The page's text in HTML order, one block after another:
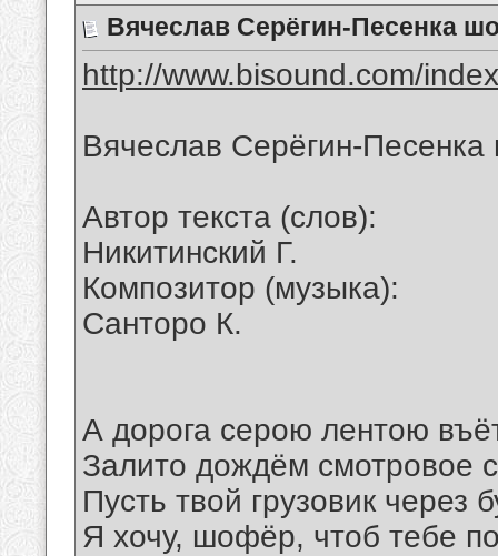
Вячеслав Серёгин-Песенка
http://www.bisound.com/
Вячеслав Серёгин-
Автор текста (слов):
Никитинский Г.
Композитор (музыка):
Санторо К.
А дорога серою лентою
Залито дождём смотровое
Пусть твой грузовик через
Я хочу, шофёр, чтоб тебе